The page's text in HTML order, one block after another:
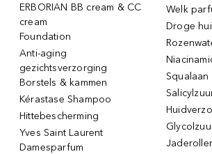
ERBORIAN BB cream & CC
cream
Foundation
Anti-aging
gezichtsverzorging
Borstels & kammen
Kérastase Shampoo
Hittebescherming
Yves Saint Laurent
Damesparfum
Welk
Droge
Squalaan
Jaderoller